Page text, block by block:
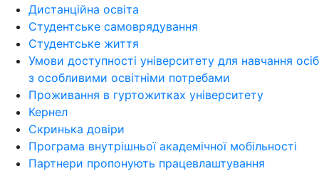
Дистанційна освіта
Студентське самоврядування
Студентське життя
Умови доступності університету для навчання осіб
з особливими освітніми потребами
Проживання в гуртожитках університету
Кернел
Скринька довіри
Програма внутрішньої академічної мобільності
Партнери пропонують працевлаштування